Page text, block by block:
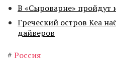
В «Сыроварне» пройдут
Греческий остров Кеа
дайверов
# Россия